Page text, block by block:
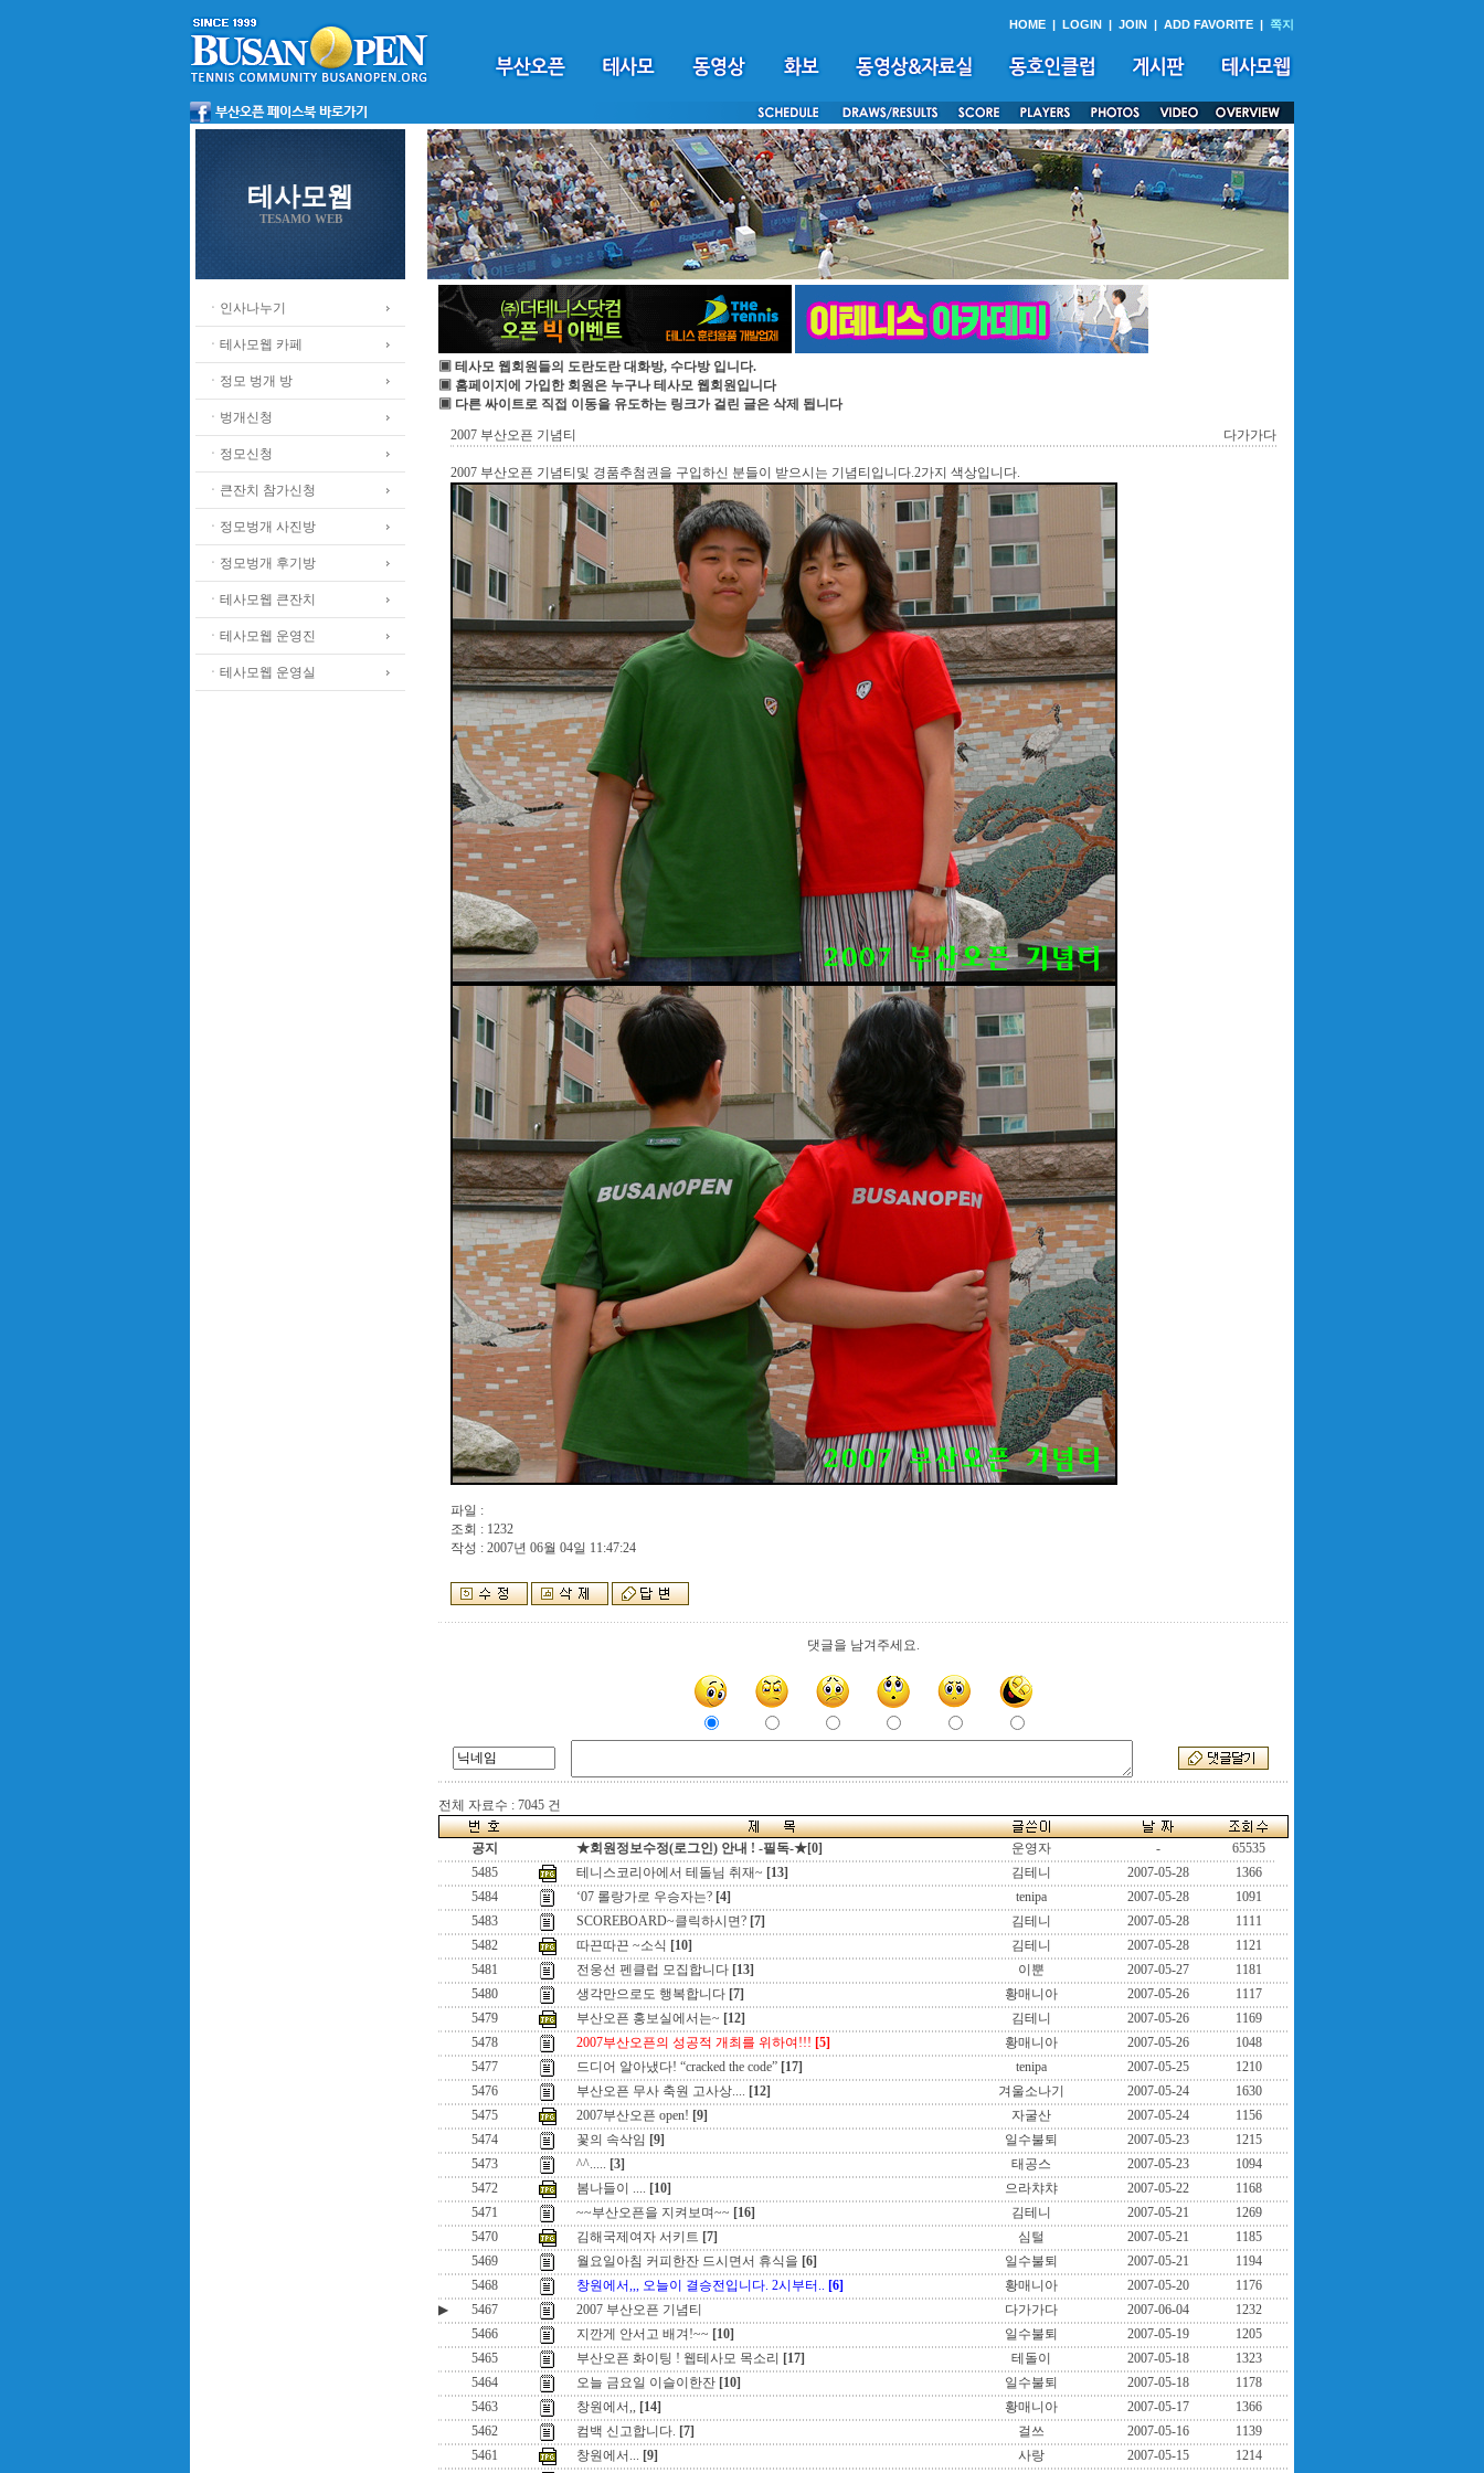
HOME | LOGIN | JOIN | ADD FAVORITE | 쪽지
테사모웹
TESAMO WEB
ㆍ인사나누기
ㆍ테사모웹 카페
ㆍ정모 벙개 방
ㆍ벙개신청
ㆍ정모신청
ㆍ큰잔치 참가신청
ㆍ정모벙개 사진방
ㆍ정모벙개 후기방
ㆍ테사모웹 큰잔치
ㆍ테사모웹 운영진
ㆍ테사모웹 운영실
▣ 테사모 웹회원들의 도란도란 대화방, 수다방 입니다.
▣ 홈페이지에 가입한 회원은 누구나 테사모 웹회원입니다
▣ 다른 싸이트로 직접 이동을 유도하는 링크가 걸린 글은 삭제 됩니다
2007 부산오픈 기념티
다가가다
2007 부산오픈 기념티및 경품추첨권을 구입하신 분들이 받으시는 기념티입니다.2가지 색상입니다.
파일 :
조회 : 1232
작성 : 2007년 06월 04일 11:47:24
댓글을 남겨주세요.
전체 자료수 : 7045 건
공지 ★회원정보수정(로그인) 안내 ! -필독-★[0] 운영자 -
65535
5485
테니스코리아에서 테돌님 취재~ [13] 김테니 2007-05-28
1366
5484
‘07 롤랑가로 우승자는? [4] tenipa 2007-05-28
1091
5483
SCOREBOARD~클릭하시면? [7] 김테니 2007-05-28
1111
5482
따끈따끈 ~소식 [10] 김테니 2007-05-28
1121
5481
전웅선 펜클럽 모집합니다 [13] 이뿐 2007-05-27
1181
5480
생각만으로도 행복합니다 [7] 황매니아 2007-05-26
1117
5479
부산오픈 홍보실에서는~ [12] 김테니 2007-05-26
1169
5478
2007부산오픈의 성공적 개최를 위하여!!! [5] 황매니아 2007-05-26
1048
5477
드디어 알아냈다! “cracked the code” [17] tenipa 2007-05-25
1210
5476
부산오픈 무사 축원 고사상.... [12] 겨울소나기 2007-05-24
1630
5475
2007부산오픈 open! [9] 자굴산 2007-05-24
1156
5474
꽃의 속삭임 [9] 일수불퇴 2007-05-23
1215
5473
^^..... [3] 태공스 2007-05-23
1094
5472
봄나들이 .... [10] 으라챠챠 2007-05-22
1168
5471
~~부산오픈을 지켜보며~~ [16] 김테니 2007-05-21
1269
5470
김해국제여자 서키트 [7] 심털 2007-05-21
1185
5469
월요일아침 커피한잔 드시면서 휴식을 [6] 일수불퇴 2007-05-21
1194
5468
창원에서,,, 오늘이 결승전입니다. 2시부터.. [6] 황매니아 2007-05-20
1176
▶
5467 2007 부산오픈 기념티 다가가다 2007-06-04
1232
5466
지깐게 안서고 배겨!~~ [10] 일수불퇴 2007-05-19
1205
5465
부산오픈 화이팅 ! 웹테사모 목소리 [17] 테돌이 2007-05-18
1323
5464
오늘 금요일 이슬이한잔 [10] 일수불퇴 2007-05-18
1178
5463
창원에서,, [14] 황매니아 2007-05-17
1366
5462
컴백 신고합니다. [7] 걸쓰 2007-05-16
1139
5461
창원에서... [9] 사랑 2007-05-15
1214